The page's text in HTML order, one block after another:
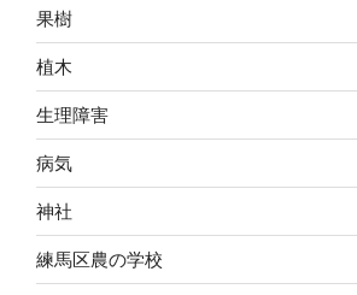
果樹
植木
生理障害
病気
神社
練馬区農の学校